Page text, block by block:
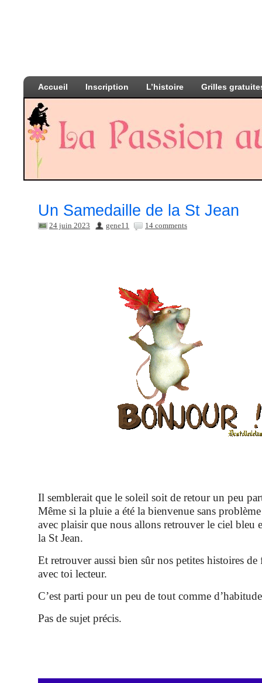
Accueil Inscription L’histoire Grilles
Un Samedaille de la St Jean
24 juin 2023 gene11 14 comments
Il semblerait que le soleil soit de retour un peu
Même si la pluie a été la bienvenue sans
avec plaisir que nous allons retrouver le ciel bleu
la St Jean.
Et retrouver aussi bien sûr nos petites histoires de
avec toi lecteur.
C’est parti pour un peu de tout comme
Pas de sujet précis.